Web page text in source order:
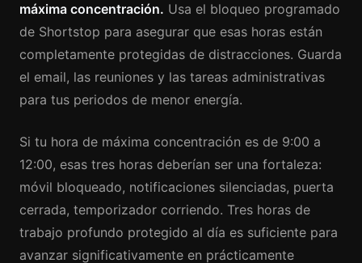
máxima concentración. Usa el bloqueo programado
de Shortstop para asegurar que esas horas están
completamente protegidas de distracciones. Guarda
el email, las reuniones y las tareas administrativas
para tus periodos de menor energía.
Si tu hora de máxima concentración es de 9:00 a
12:00, esas tres horas deberían ser una fortaleza:
móvil bloqueado, notificaciones silenciadas, puerta
cerrada, temporizador corriendo. Tres horas de
trabajo profundo protegido al día es suficiente para
avanzar significativamente en prácticamente